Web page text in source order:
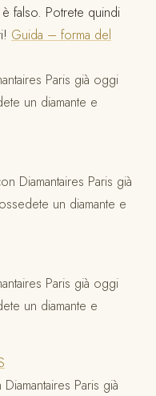
falso. Potrete quindi
Guida – forma del
Paris già oggi
un diamante e
Diamantaires Paris già
un diamante e
Paris già oggi
un diamante e
Paris già